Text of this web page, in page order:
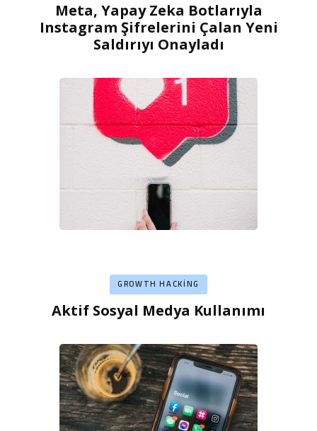
Meta, Yapay Zeka Botlarıyla
Instagram Şifrelerini Çalan Yeni
Saldırıyı Onayladı
GROWTH HACKING
Aktif Sosyal Medya Kullanımı